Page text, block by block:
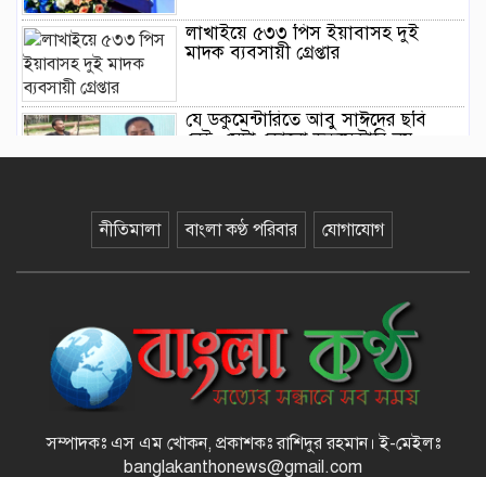
লাখাইয়ে ৫৩৩ পিস ইয়াবাসহ দুই
মাদক ব্যবসায়ী গ্রেপ্তার
যে ডকুমেন্টারিতে আবু সাঈদের ছবি
নেই, সেটা কোনো ডকুমেন্টারি নয় :
ভারপ্রাপ্ত রাষ্ট্রপতি
জুলাই গণঅভ্যুত্থানের দ্বিতীয় বর্ষপূর্তি
উপলক্ষে বানিয়াচংয়ে ১১ দলীয় ঐক্যের
সংবিধান সংস্কার-সংশোধন ইস্যুতে অনড়
সরকার ও বিরোধী দল
পালিত
নীতিমালা বাংলা কণ্ঠ পরিবার যোগাযোগ
সম্পাদকঃ এস এম খোকন, প্রকাশকঃ রাশিদুর রহমান। ই-মেইলঃ
banglakanthonews@gmail.com